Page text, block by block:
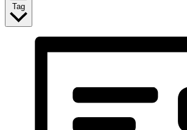
Tag